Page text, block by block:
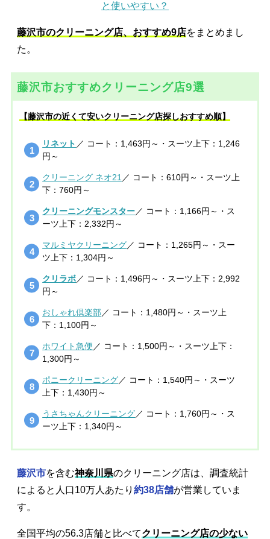
と使いやすい？
藤沢市のクリーニング店、おすすめ9店をまとめまし
た。
藤沢市おすすめクリーニング店9選
【藤沢市の近くて安いクリーニング店探しおすすめ順】
リネット ／ コート：1,463円～・スーツ上下：1,246
円～
クリーニング ネオ21 ／ コート：610円～・スーツ上
下：760円～
クリーニングモンスター／ コート：1,166円～・ス
ーツ上下：2,332円～
マルミヤクリーニング／ コート：1,265円～・スー
ツ上下：1,304円～
クリラボ／ コート：1,496円～・スーツ上下：2,992
円～
おしゃれ倶楽部／ コート：1,480円～・スーツ上
下：1,100円～
ホワイト急便 ／ コート：1,500円～・スーツ上下：
1,300円～
ポニークリーニング／ コート：1,540円～・スーツ
上下：1,430円～
うさちゃんクリーニング／ コート：1,760円～・ス
ーツ上下：1,340円～
藤沢市を含む神奈川県のクリーニング店は、調査統計
によると人口10万人あたり 約38店舗が営業していま
す。
全国平均の56.3店舗と比べてクリーニング店の少ない